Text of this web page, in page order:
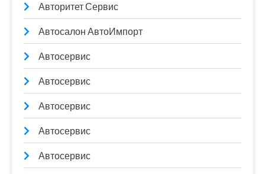
Авторитет Сервис
Автосалон АвтоИмпорт
Автосервис
Автосервис
Автосервис
Автосервис
Автосервис